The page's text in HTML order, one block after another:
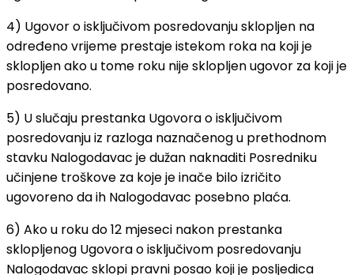
4) Ugovor o isključivom posredovanju sklopljen na
određeno vrijeme prestaje istekom roka na koji je
sklopljen ako u tome roku nije sklopljen ugovor za koji je
posredovano.
5) U slučaju prestanka Ugovora o isključivom
posredovanju iz razloga naznačenog u prethodnom
stavku Nalogodavac je dužan naknaditi Posredniku
učinjene troškove za koje je inače bilo izričito
ugovoreno da ih Nalogodavac posebno plaća.
6) Ako u roku do 12 mjeseci nakon prestanka
sklopljenog Ugovora o isključivom posredovanju
Nalogodavac sklopi pravni posao koji je posljedica